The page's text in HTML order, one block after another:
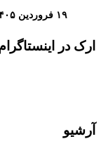
۱۹ فروردین ۱۴۰۵
ارک در
آرشیو